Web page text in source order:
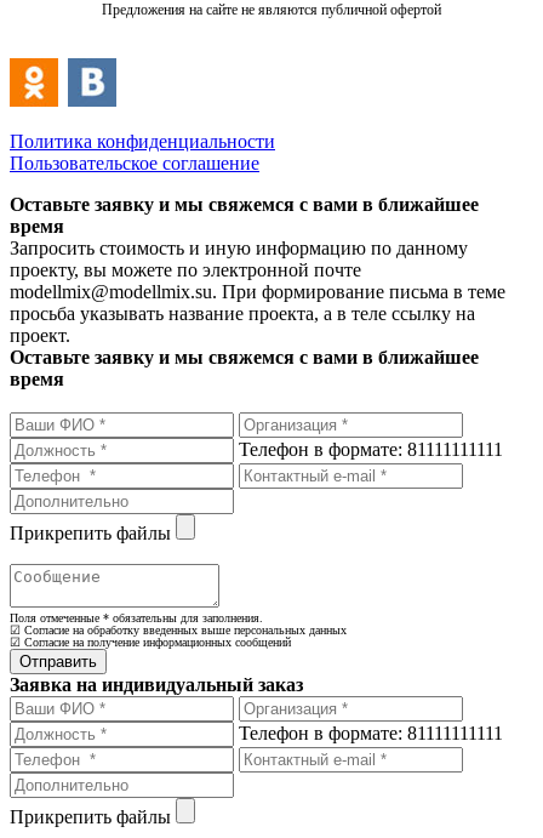
Предложения на сайте не являются публичной офертой
Политика конфиденциальности
Пользовательское соглашение
Оставьте заявку и мы свяжемся с вами в ближайшее
время
Запросить стоимость и иную информацию по данному
проекту, вы можете по электронной почте
modellmix@modellmix.su. При формирование письма в теме
просьба указывать название проекта, а в теле ссылку на
проект.
Оставьте заявку и мы свяжемся с вами в ближайшее
время
Телефон в формате: 81111111111
Прикрепить файлы
Поля отмеченные * обязательны для заполнения.
☑ Согласие на обработку введенных выше персональных данных
☑ Согласие на получение информационных сообщений
Заявка на индивидуальный заказ
Телефон в формате: 81111111111
Прикрепить файлы